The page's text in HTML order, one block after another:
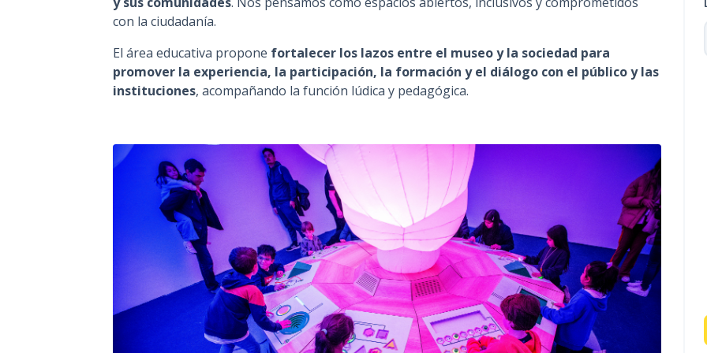
i
p
con la ciudadanía.
El área educativa propone fortalecer los lazos entre el museo y la sociedad para
promover la experiencia, la participación, la formación y el diálogo con el público y las
instituciones, acompañando la función lúdica y pedagógica.